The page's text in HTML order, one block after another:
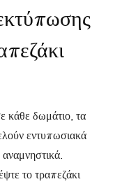
κάθε δωμάτιο, τα
εντυπωσιακά
το τραπεζάκι